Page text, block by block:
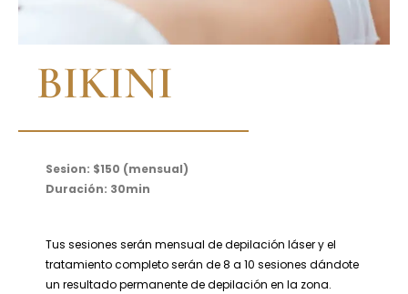
BIKINI
Sesion: $150 (mensual)
Duración: 30min
Tus sesiones serán mensual de depilación láser y el
tratamiento completo serán de 8 a 10 sesiones dándote
un resultado permanente de depilación en la zona.